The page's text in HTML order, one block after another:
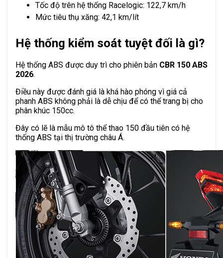
Tốc độ trên hệ thống Racelogic: 122,7 km/h
Mức tiêu thụ xăng: 42,1 km/lít
Hệ thống kiểm soát tuyệt đối là gì?
Hệ thống ABS được duy trì cho phiên bản CBR 150 ABS
2026.
Điều này được đánh giá là khá hào phóng vì giá cả
phanh ABS không phải là dễ chịu để có thể trang bị cho
phân khúc 150cc.
Đây có lẽ là mẫu mô tô thể thao 150 đầu tiên có hệ
thống ABS tại thị trường châu Á.